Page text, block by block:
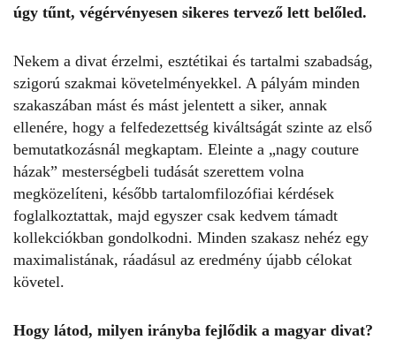
úgy tűnt, végérvényesen sikeres tervező lett belőled.
Nekem a divat érzelmi, esztétikai és tartalmi szabadság,
szigorú szakmai követelményekkel. A pályám minden
szakaszában mást és mást jelentett a siker, annak
ellenére, hogy a felfedezettség kiváltságát szinte az első
bemutatkozásnál megkaptam. Eleinte a „nagy couture
házak” mesterségbeli tudását szerettem volna
megközelíteni, később tartalomfilozófiai kérdések
foglalkoztattak, majd egyszer csak kedvem támadt
kollekciókban gondolkodni. Minden szakasz nehéz egy
maximalistának, ráadásul az eredmény újabb célokat
követel.
Hogy látod, milyen irányba fejlődik a magyar divat?